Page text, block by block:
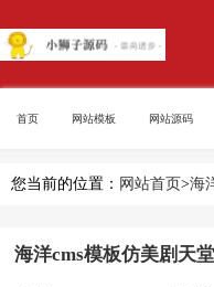
首页 网站模板 网站源码
您当前的位置： 网站首页>海
海洋cms模板仿美剧天